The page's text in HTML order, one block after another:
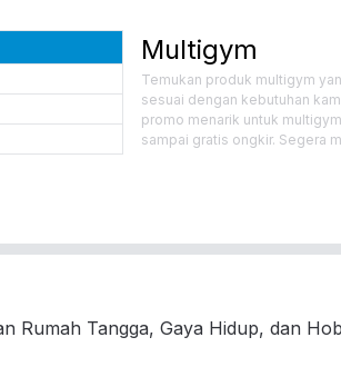
Multigym
Temukan produk multigym
sesuai dengan kebutuhan
promo menarik untuk
sampai gratis ongkir. Segera
Rumah Tangga, Gaya Hidup, dan